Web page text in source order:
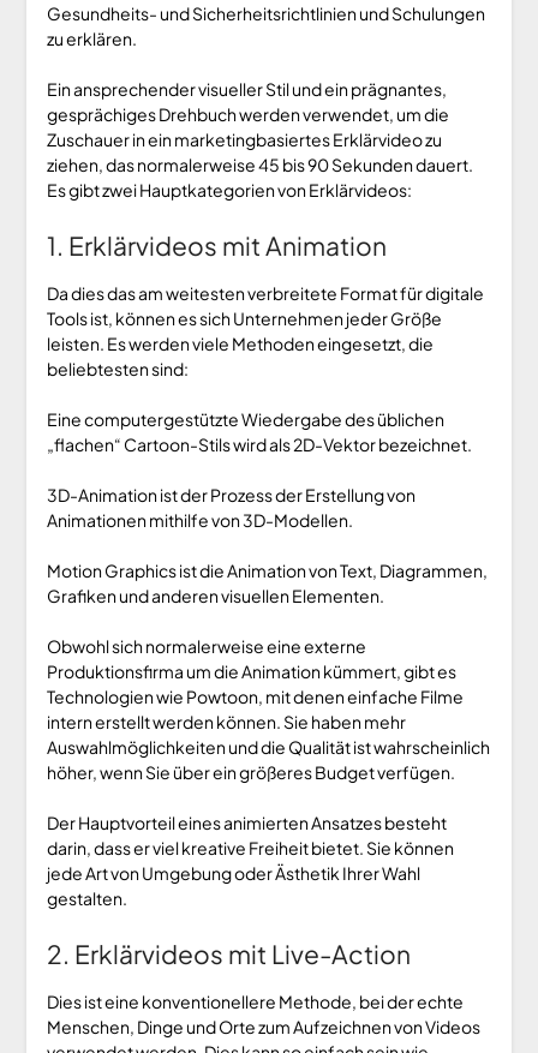
Gesundheits- und Sicherheitsrichtlinien und Schulungen
zu erklären.
Ein ansprechender visueller Stil und ein prägnantes,
gesprächiges Drehbuch werden verwendet, um die
Zuschauer in ein marketingbasiertes Erklärvideo zu
ziehen, das normalerweise 45 bis 90 Sekunden dauert.
Es gibt zwei Hauptkategorien von Erklärvideos:
1. Erklärvideos mit Animation
Da dies das am weitesten verbreitete Format für digitale
Tools ist, können es sich Unternehmen jeder Größe
leisten. Es werden viele Methoden eingesetzt, die
beliebtesten sind:
Eine computergestützte Wiedergabe des üblichen
„flachen“ Cartoon-Stils wird als 2D-Vektor bezeichnet.
3D-Animation ist der Prozess der Erstellung von
Animationen mithilfe von 3D-Modellen.
Motion Graphics ist die Animation von Text, Diagrammen,
Grafiken und anderen visuellen Elementen.
Obwohl sich normalerweise eine externe
Produktionsfirma um die Animation kümmert, gibt es
Technologien wie Powtoon, mit denen einfache Filme
intern erstellt werden können. Sie haben mehr
Auswahlmöglichkeiten und die Qualität ist wahrscheinlich
höher, wenn Sie über ein größeres Budget verfügen.
Der Hauptvorteil eines animierten Ansatzes besteht
darin, dass er viel kreative Freiheit bietet. Sie können
jede Art von Umgebung oder Ästhetik Ihrer Wahl
gestalten.
2. Erklärvideos mit Live-Action
Dies ist eine konventionellere Methode, bei der echte
Menschen, Dinge und Orte zum Aufzeichnen von Videos